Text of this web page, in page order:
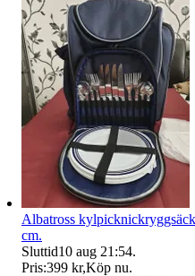
Albatross
cm.
Sluttid10 aug 21:54.
Pris:399 kr,Köp nu.